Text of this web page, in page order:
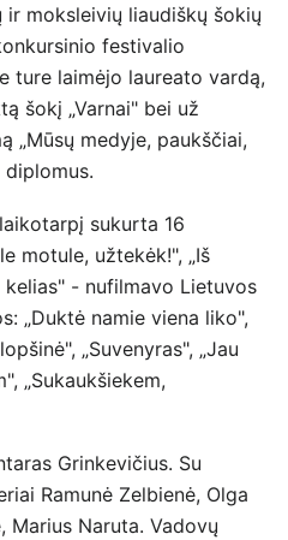
moksleivių liaudiškų šokių
festivalio
ture laimėjo laureato vardą,
šokį „Varnai" bei už
„Mūsų medyje, paukščiai,
sukurta 16
motule, užtekėk!", „Iš
- nufilmavo Lietuvos
„Duktė namie viena liko",
„Suvenyras", „Jau
„Sukaukšiekem,
Grinkevičius. Su
Ramunė Zelbienė, Olga
Marius Naruta. Vadovų